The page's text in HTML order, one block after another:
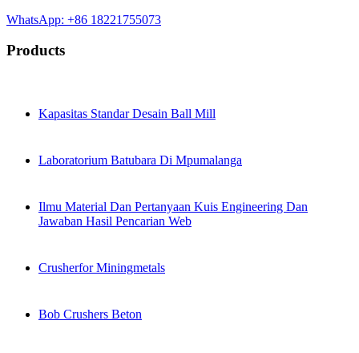
WhatsApp: +86 18221755073
Products
Kapasitas Standar Desain Ball Mill
Laboratorium Batubara Di Mpumalanga
Ilmu Material Dan Pertanyaan Kuis Engineering Dan
Jawaban Hasil Pencarian Web
Crusherfor Miningmetals
Bob Crushers Beton